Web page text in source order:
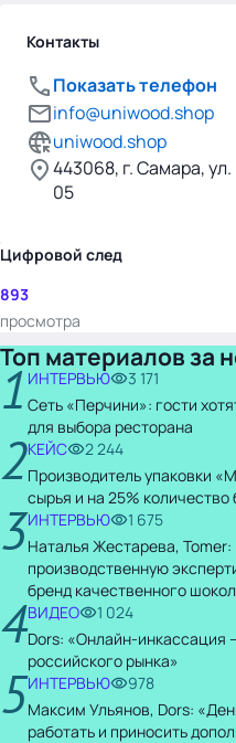
Контакты
Показать телефон
info@uniwood.shop
uniwood.shop
443068, г. Самара,
05
Цифровой след
893
просмотра
Топ материалов за
1 ИНТЕРВЬЮ
3 171
Сеть «Перчини»: гости
для выбора ресторана
2КЕЙС
2 244
Производитель упаковки
сырья и на 25%
3ИНТЕРВЬЮ
1 675
Наталья Жестарева,
производственную
бренд качественного
4ВИДЕО
1 024
Dors: «Онлайн-инкассация
российского рынка»
5ИНТЕРВЬЮ
978
Максим Ульянов, Dors:
работать и приносить